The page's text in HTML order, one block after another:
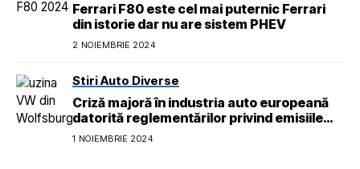
Ferrari F80 este cel mai puternic Ferrari
din istorie dar nu are sistem PHEV
2 NOIEMBRIE 2024
Stiri Auto Diverse
Criză majoră în industria auto europeană
datorită reglementărilor privind emisiile
pentru 2026
1 NOIEMBRIE 2024